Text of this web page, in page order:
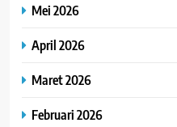
Mei 2026
April 2026
Maret 2026
Februari 2026